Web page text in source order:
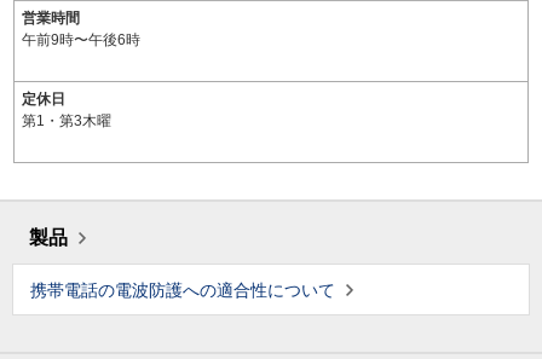
営業時間
午前9時〜午後6時
定休日
第1・第3木曜
製品
携帯電話の電波防護への適合性について